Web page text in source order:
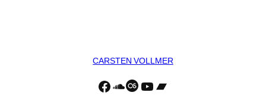
CARSTEN VOLLMER
Facebook
https://soundcloud.com/
Last.fm
YouTube
Bandcamp